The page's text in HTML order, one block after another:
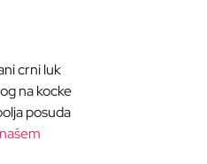
crni luk
na kocke
posuda